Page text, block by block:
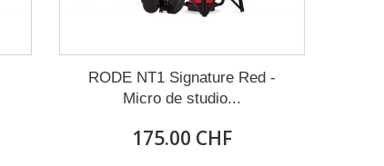
RODE NT1 Signature Red -
Micro de studio...
175.00 CHF